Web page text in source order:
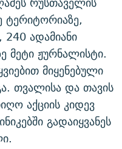
ტერიტორიაზე,
ადამიანი
მეტი ჟურნალისტი.
მიყენებული
თვალისა და თავის
აქციის კიდევ
გადაიყვანეს